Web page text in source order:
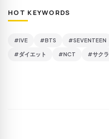
HOT KEYWORDS
#IVE #BTS #SEVENTEEN
#ダイエット #NCT #サクラ